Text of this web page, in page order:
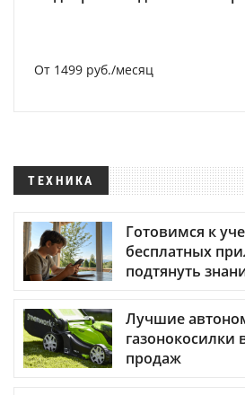
От 1499 руб./месяц
ТЕХНИКА
Готовимся к
бесплатных
подтянуть
Лучшие
газонокосилки
продаж